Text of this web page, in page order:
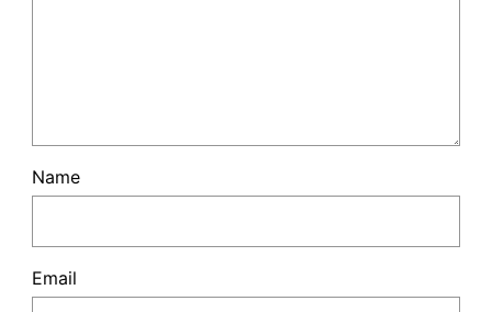
Name
Email